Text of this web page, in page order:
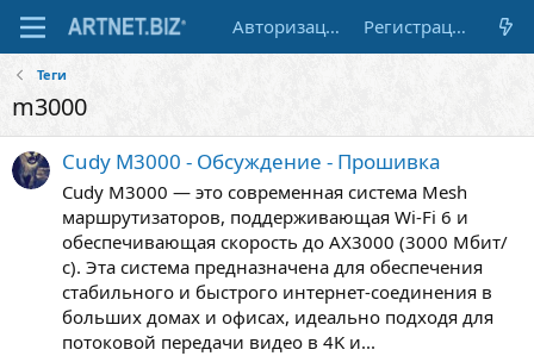
Авторизация Регистрация
Теги
m3000
Cudy M3000 - Обсуждение - Прошивка
Cudy M3000 — это современная система Mesh
маршрутизаторов, поддерживающая Wi-Fi 6 и
обеспечивающая скорость до AX3000 (3000 Мбит/
с). Эта система предназначена для обеспечения
стабильного и быстрого интернет-соединения в
больших домах и офисах, идеально подходя для
потоковой передачи видео в 4K и...